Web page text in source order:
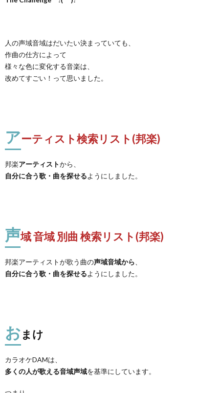
人の声域音域はだいたい決まっていても、
作曲の仕方によって
様々な色に変化する音楽は、
改めてすごい！って思いました。
アーティスト検索リスト(邦楽)
邦楽アーティストから、
自分に合う歌・曲を探せるようにしました。
声域 音域 別曲 検索リスト(邦楽)
邦楽アーティストが歌う曲の声域音域から
自分に合う歌・曲を探せるようにしました。
おまけ
カラオケDAMは、
多くの人が歌える音域声域を基準にしています。